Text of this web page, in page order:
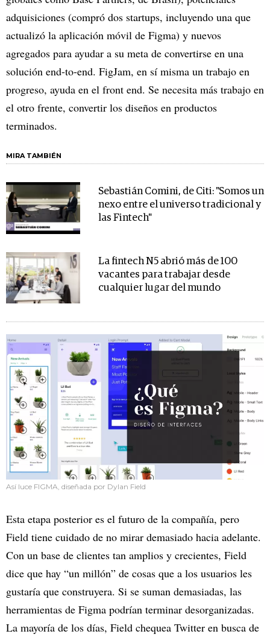
adquisiciones (compró dos startups, incluyendo una que
actualizó la aplicación móvil de Figma) y nuevos
agregados para ayudar a su meta de convertirse en una
solución end-to-end. FigJam, en sí misma un trabajo en
progreso, ayuda en el front end. Se necesita más trabajo en
el otro frente, convertir los diseños en productos
terminados.
MIRA TAMBIÉN
Sebastián Comini, de Citi: "Somos un
nexo entre el universo tradicional y
las Fintech"
La fintech N5 abrió más de 100
vacantes para trabajar desde
cualquier lugar del mundo
Así luce FIGMA, diseñada por Dylan Field
Esta etapa posterior es el futuro de la compañía, pero
Field tiene cuidado de no mirar demasiado hacia adelante.
Con un base de clientes tan amplios y crecientes, Field
dice que hay “un millón” de cosas que a los usuarios les
gustaría que construyera. Si se suman demasiadas, las
herramientas de Figma podrían terminar desorganizadas.
La mayoría de los días, Field chequea Twitter en busca de